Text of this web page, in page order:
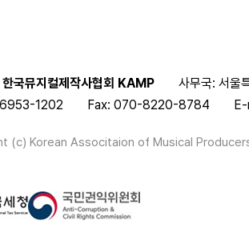
한국뮤지컬제작사협회 KAMP
사무국: 서울
1202
Fax: 070-8220-8784
(c) Korean Associtaion of Musical